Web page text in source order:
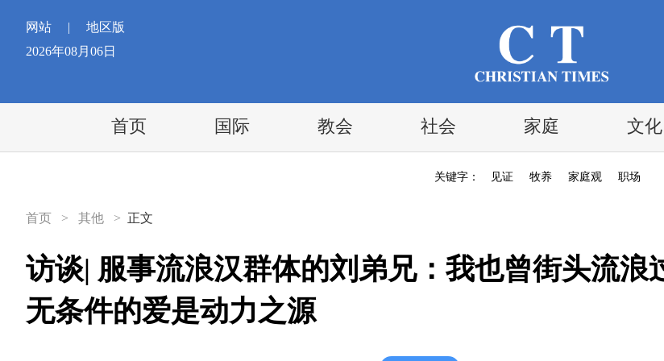
网站 |
地区版
2026年08月06日
首页 国际 教会 社会 家庭 文化
关键字： 见证 牧养 家庭观 职场
首页 > 其他 > 正文
访谈| 服事流浪汉群体的刘弟兄：我也曾街头流浪
无条件的爱是动力之源